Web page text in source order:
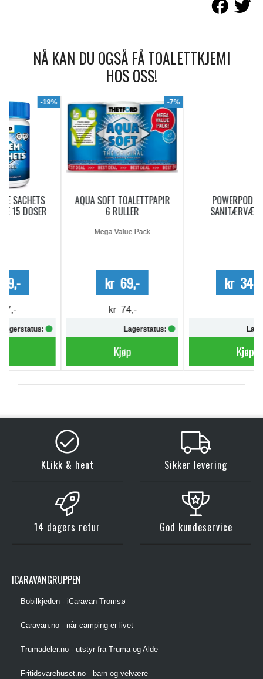
NÅ KAN DU OGSÅ FÅ TOALETTKJEMI
HOS OSS!
-7%
AQUA SOFT TOALETTPAPIR
Mega Value Pack
POWERPODS BLUE
SANITÆRVÆSKE 20
KLikk & hent Sikker levering
14 dagers retur God kundeservice
ICARAVANGRUPPEN
Bobilkjeden - iCaravan Tromsø
Caravan.no - når camping er livet
Trumadeler.no - utstyr fra Truma og Alde
Fritidsvarehuset.no - barn og velvære